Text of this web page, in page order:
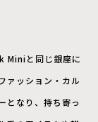
Miniと同じ銀座に
ァッション・カル
となり、持ち寄っ